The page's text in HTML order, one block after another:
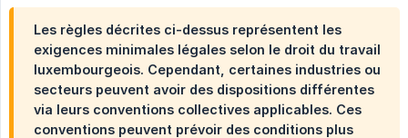
Les règles décrites ci-dessus représentent les
exigences minimales légales selon le droit du travail
luxembourgeois. Cependant, certaines industries ou
secteurs peuvent avoir des dispositions différentes
via leurs conventions collectives applicables. Ces
conventions peuvent prévoir des conditions plus